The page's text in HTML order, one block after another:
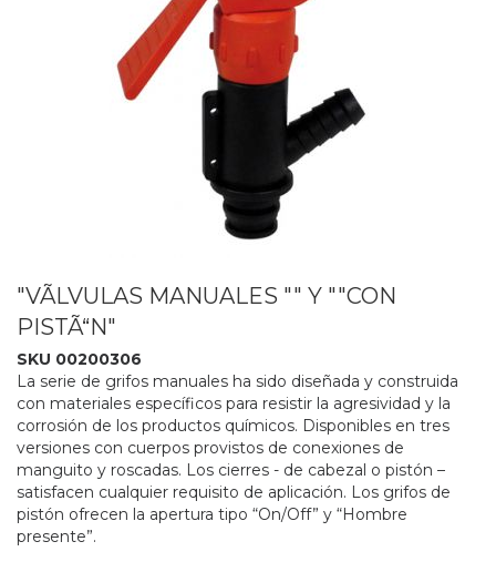
"VÃLVULAS MANUALES "" Y ""CON
PISTÃ“N"
SKU 00200306
La serie de grifos manuales ha sido diseñada y construida
con materiales específicos para resistir la agresividad y la
corrosión de los productos químicos. Disponibles en tres
versiones con cuerpos provistos de conexiones de
manguito y roscadas. Los cierres - de cabezal o pistón –
satisfacen cualquier requisito de aplicación. Los grifos de
pistón ofrecen la apertura tipo “On/Off” y “Hombre
presente”.